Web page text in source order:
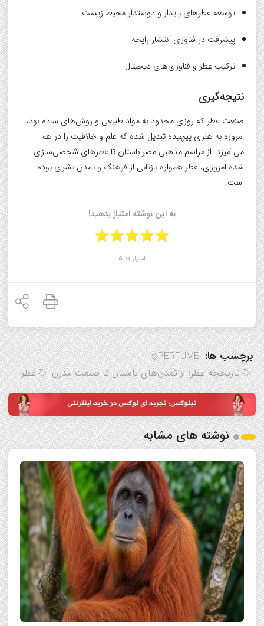
توسعه عطرهای پایدار و دوستدار محیط زیست
پیشرفت در فناوری انتشار رایحه
ترکیب عطر و فناوری‌های دیجیتال
نتیجه‌گیری
صنعت عطر که روزی محدود به مواد طبیعی و روش‌های ساده بود،
امروزه به هنری پیچیده تبدیل شده که علم و خلاقیت را در هم
می‌آمیزد. از مراسم مذهبی مصر باستان تا عطرهای شخصی‌سازی
شده امروزی، عطر همواره بازتابی از فرهنگ و تمدن بشری بوده
است.
به این نوشته امتیاز بدهید!
امتیاز 5.00
برچسب ها: PERFUME
تاریخچه عطر: از تمدن‌های باستان تا صنعت مدرن
عطر
نوشته های مشابه